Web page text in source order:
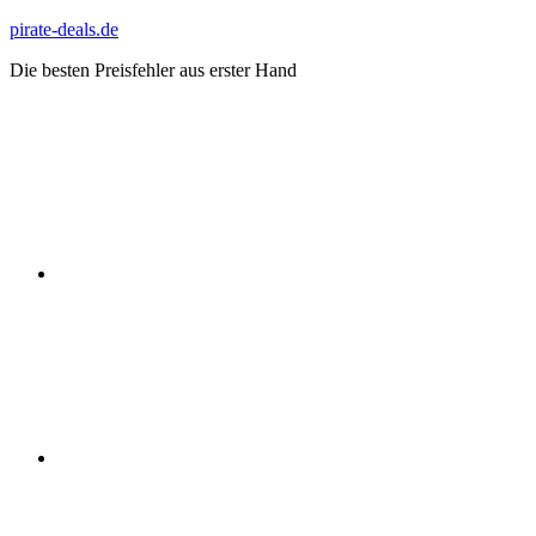
Zum
springen
pirate-deals.de
Die besten Preisfehler aus erster Hand